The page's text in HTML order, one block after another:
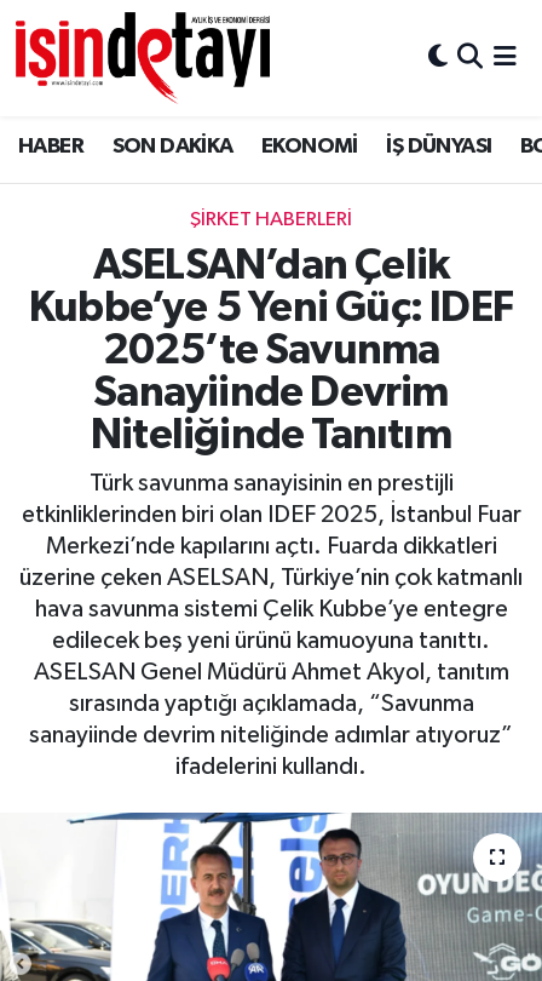
HABER SON DAKİKA EKONOMİ İŞ DÜNYASI
ŞİRKET HABERLERİ
ASELSAN’dan Çelik
Kubbe’ye 5 Yeni Güç: IDEF
2025’te Savunma
Sanayiinde Devrim
Niteliğinde Tanıtım
Türk savunma sanayisinin en prestijli
etkinliklerinden biri olan IDEF 2025, İstanbul Fuar
Merkezi’nde kapılarını açtı. Fuarda dikkatleri
üzerine çeken ASELSAN, Türkiye’nin çok katmanlı
hava savunma sistemi Çelik Kubbe’ye entegre
edilecek beş yeni ürünü kamuoyuna tanıttı.
ASELSAN Genel Müdürü Ahmet Akyol, tanıtım
sırasında yaptığı açıklamada, “Savunma
sanayiinde devrim niteliğinde adımlar atıyoruz”
ifadelerini kullandı.
DÜNYA
Eğitim
ENERJİ HABERİ
GAYRİMENKUL
HABER
MAGAZİN
OTO DETAY
SAĞLIK
SON DAKİKA
Nöbetçi Eczaneler
Hava Durumu
İstanbul Namaz Vakitleri
Trafik Durumu
Süper Lig Puan Durumu ve Fikstür
Tüm Manşetler
Son Dakika Haberleri
Haber Arşivi